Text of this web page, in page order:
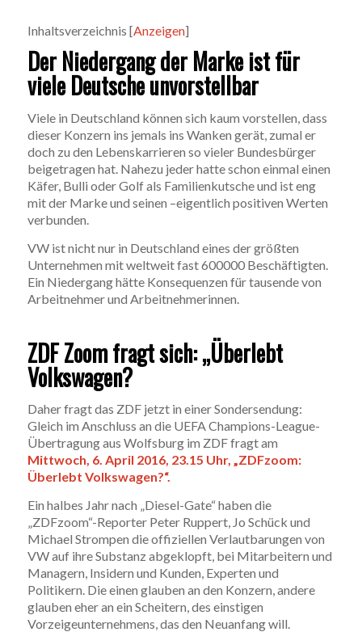
Inhaltsverzeichnis [Anzeigen]
Der Niedergang der Marke ist für
viele Deutsche unvorstellbar
Viele in Deutschland können sich kaum vorstellen, dass
dieser Konzern ins jemals ins Wanken gerät, zumal er
doch zu den Lebenskarrieren so vieler Bundesbürger
beigetragen hat. Nahezu jeder hatte schon einmal einen
Käfer, Bulli oder Golf als Familienkutsche und ist eng
mit der Marke und seinen –eigentlich positiven Werten
verbunden.
VW ist nicht nur in Deutschland eines der größten
Unternehmen mit weltweit fast 600000 Beschäftigten.
Ein Niedergang hätte Konsequenzen für tausende von
Arbeitnehmer und Arbeitnehmerinnen.
ZDF Zoom fragt sich: „Überlebt
Volkswagen?
Daher fragt das ZDF jetzt in einer Sondersendung:
Gleich im Anschluss an die UEFA Champions-League-
Übertragung aus Wolfsburg im ZDF fragt am
Mittwoch, 6. April 2016, 23.15 Uhr, „ZDFzoom:
Überlebt Volkswagen?“.
Ein halbes Jahr nach „Diesel-Gate“ haben die
„ZDFzoom“-Reporter Peter Ruppert, Jo Schück und
Michael Strompen die offiziellen Verlautbarungen von
VW auf ihre Substanz abgeklopft, bei Mitarbeitern und
Managern, Insidern und Kunden, Experten und
Politikern. Die einen glauben an den Konzern, andere
glauben eher an ein Scheitern, des einstigen
Vorzeigeunternehmens, das den Neuanfang will.